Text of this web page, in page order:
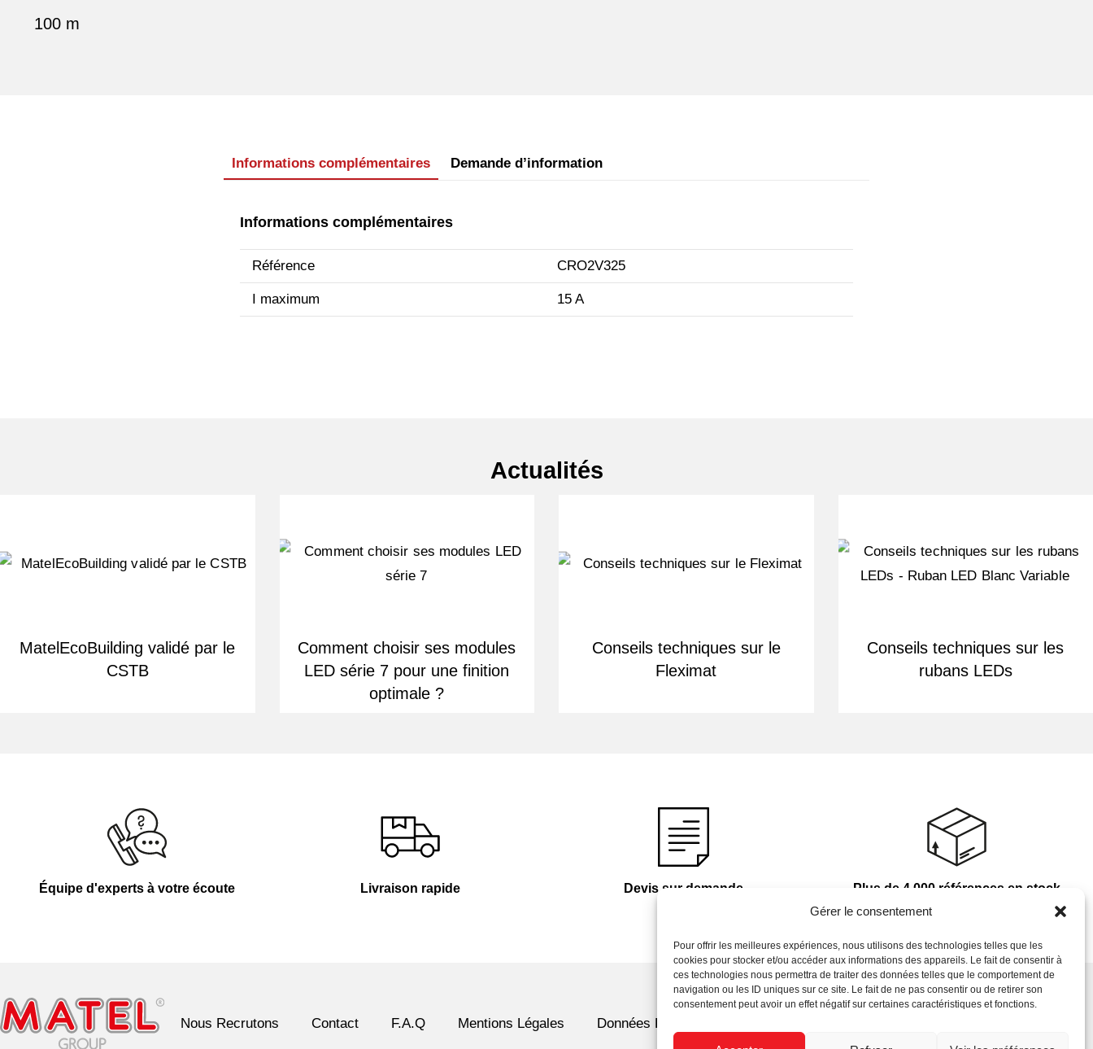
Gérer le consentement
Pour offrir les meilleures expériences, nous utilisons des technologies telles que les
cookies pour stocker et/ou accéder aux informations des appareils. Le fait de consentir à
ces technologies nous permettra de traiter des données telles que le comportement de
navigation ou les ID uniques sur ce site. Le fait de ne pas consentir ou de retirer son
consentement peut avoir un effet négatif sur certaines caractéristiques et fonctions.
100 m
Informations complémentaires Demande d’information
Informations complémentaires
Référence CRO2V325
I maximum 15 A
Actualités
MatelEcoBuilding validé par le
CSTB
Comment choisir ses modules
LED série 7 pour une finition
optimale ?
Conseils techniques sur le
Fleximat
Conseils techniques sur les
rubans LEDs
Équipe d'experts à votre écoute Livraison rapide Devis sur demande Plus de 4 000 références en stock
Nous Recrutons Contact F.A.Q Mentions Légales Données Personnelles
Newsletter